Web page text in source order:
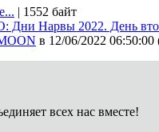
| 1552 байт
Дни Нарвы 2022. День
в 12/06/2022 06:50:00
всех нас вместе!